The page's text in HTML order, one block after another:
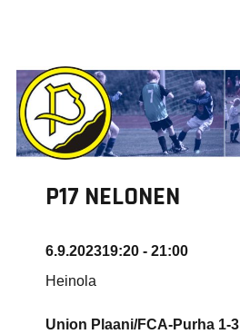
P17 NELONEN
6.9.202319:20 - 21:00
Heinola
Union Plaani/FCA-Purha 1-3